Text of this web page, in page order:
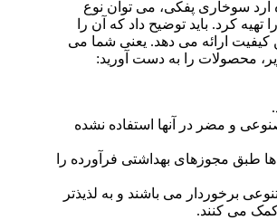
سوخاری پفکی، می توان نوع
کرد. باید توضیح داد که آن را
کیفیت ارائه می دهد. یعنی شما می
محصولات را به دست آورید:
و مضر در آنها استفاده نشده
طبق مجوزهای بهداشتی فرآورده را
برخوردار می باشند و به لذیذتر
می کنند.